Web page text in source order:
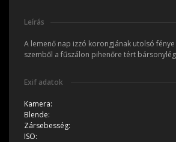
Leírás
A lemenő nap izzó korongjának utolsó
szemből a fűszálon pihenőre tért
Exif adatok
Kamera:
Blende:
Zársebesség:
ISO: